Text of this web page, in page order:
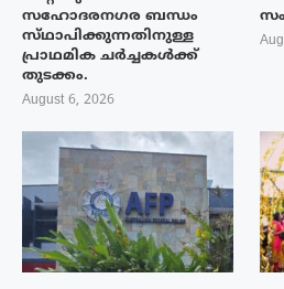
സഹോദരനഗര ബന്ധം
സ്‌ഥാപിക്കുന്നതിനുള്ള
പ്രാഥമിക ചർച്ചകൾക്ക്
തുടക്കം.
August 6, 2026